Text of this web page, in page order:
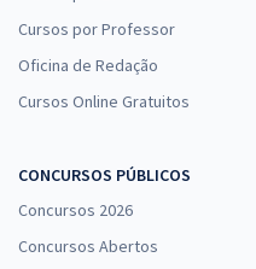
Cursos por Professor
Oficina de Redação
Cursos Online Gratuitos
CONCURSOS PÚBLICOS
Concursos 2026
Concursos Abertos